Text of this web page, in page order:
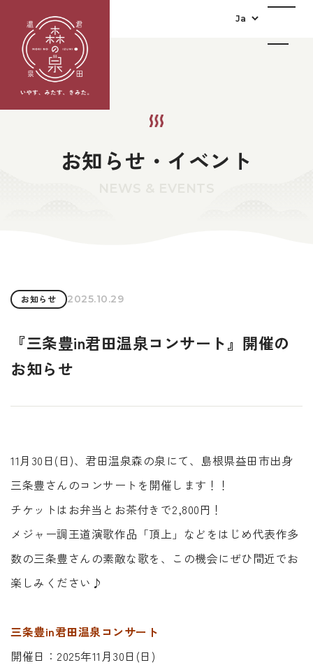
お知らせ・イベント
お知らせ 2025.10.29
『三条豊in君田温泉コンサート』開催の
お知らせ
11月30日(日)、君田温泉森の泉にて、島根県益田市出身
三条豊さんのコンサートを開催します！！
チケットはお弁当とお茶付きで2,800円！
メジャー調王道演歌作品「頂上」などをはじめ代表作多
数の三条豊さんの素敵な歌を、この機会にぜひ間近でお
楽しみください♪
三条豊in君田温泉コンサート
開催日：2025年11月30日(日)